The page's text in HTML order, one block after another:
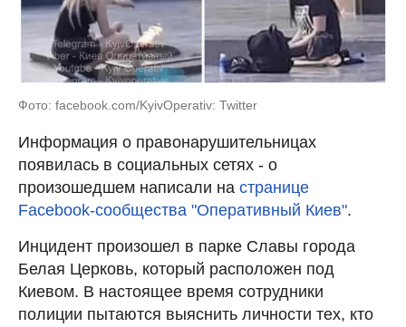
Фото: facebook.com/KyivOperativ: Twitter
Информация о правонарушительницах
появилась в социальных сетях - о
произошедшем написали на странице
Facebook-сообщества "Оперативный Киев".
Инцидент произошел в парке Славы города
Белая Церковь, который расположен под
Киевом. В настоящее время сотрудники
полиции пытаются выяснить личности тех, кто